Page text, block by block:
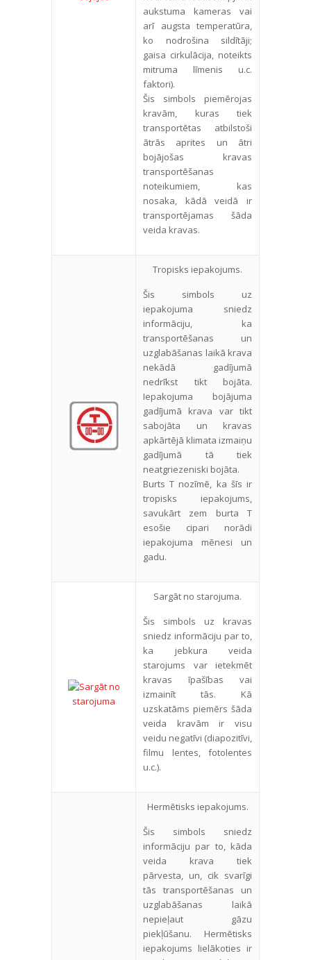
aukstuma kameras vai
arī augsta temperatūra,
ko nodrošina sildītāji;
gaisa cirkulācija, noteikts
mitruma līmenis u.c.
faktori).
Šis simbols piemērojas
kravām, kuras tiek
transportētas atbilstoši
ātrās aprites un ātri
bojājošas kravas
transportēšanas
noteikumiem, kas
nosaka, kādā veidā ir
transportējamas šāda
veida kravas.
Tropisks iepakojums.
Šis simbols uz
iepakojuma sniedz
informāciju, ka
transportēšanas un
uzglabāšanas laikā krava
nekādā gadījumā
nedrīkst tikt bojāta.
Iepakojuma bojājuma
gadījumā krava var tikt
sabojāta un kravas
apkārtējā klimata izmaiņu
gadījumā tā tiek
neatgriezeniski bojāta.
Burts T nozīmē, ka šīs ir
tropisks iepakojums,
savukārt zem burta T
esošie cipari norādi
iepakojuma mēnesi un
gadu.
Sargāt no starojuma.
Šis simbols uz kravas
sniedz informāciju par to,
ka jebkura veida
starojums var ietekmēt
kravas īpašības vai
izmainīt tās. Kā
uzskatāms piemērs šāda
veida kravām ir visu
veidu negatīvi (diapozitīvi,
filmu lentes, fotolentes
u.c.).
Hermētisks iepakojums.
Šis simbols sniedz
informāciju par to, kāda
veida krava tiek
pārvesta, un, cik svarīgi
tās transportēšanas un
uzglabāšanas laikā
nepieļaut gāzu
piekļūšanu. Hermētisks
iepakojums lielākoties ir